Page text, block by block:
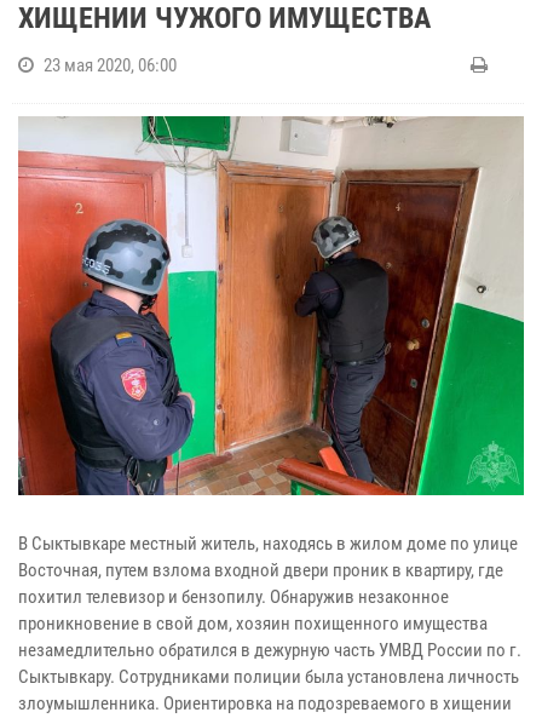
ХИЩЕНИИ ЧУЖОГО ИМУЩЕСТВА
23 мая 2020, 06:00
В Сыктывкаре местный житель, находясь в жилом доме по улице
Восточная, путем взлома входной двери проник в квартиру, где
похитил телевизор и бензопилу. Обнаружив незаконное
проникновение в свой дом, хозяин похищенного имущества
незамедлительно обратился в дежурную часть УМВД России по г.
Сыктывкару. Сотрудниками полиции была установлена личность
злоумышленника. Ориентировка на подозреваемого в хищении